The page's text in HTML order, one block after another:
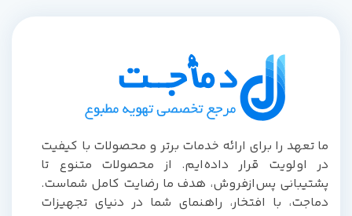
ما تعهد را برای ارائه خدمات برتر و محصولات با کیفیت
در اولویت قرار داده‌ایم. از محصولات متنوع تا
پشتیبانی پس‌از‌فروش، هدف ما رضایت کامل شماست.
دماجت، با افتخار، راهنمای شما در دنیای تجهیزات